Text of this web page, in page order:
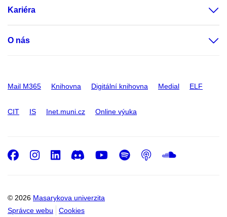
Kariéra
O nás
Mail M365 Knihovna Digitální knihovna Medial ELF
CIT IS Inet.muni.cz Online výuka
© 2026 Masarykova univerzita
Správce webu
Cookies
Facebook
Instagram
LinkedIn
DiscordYoutube
Spotify
Podcast